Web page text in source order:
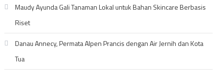
Maudy Ayunda Gali Tanaman Lokal untuk Bahan Skincare Berbasis
Riset
Danau Annecy, Permata Alpen Prancis dengan Air Jernih dan Kota
Tua